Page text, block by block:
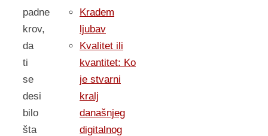
padne
krov,
da
ti
se
desi
bilo
šta
Kradem
ljubav
Kvalitet ili
kvantitet: Ko
je stvarni
kralj
današnjeg
digitalnog